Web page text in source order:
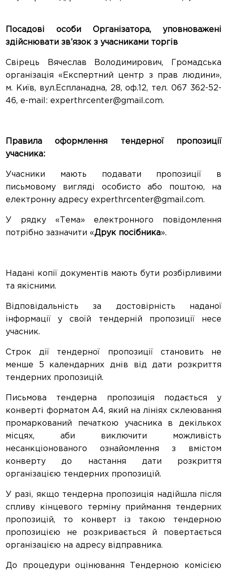
Посадові особи Організатора, уповноважені
здійснювати зв’язок з учасниками торгів
Свірець Вячеслав Володимирович, Громадська
організація «Експертний центр з прав людини»,
м. Київ, вул.Еспланадна, 28, оф.12, тел. 067 362-52-
46, е-mail: experthrcenter@gmail.com.
Правила оформлення тендерної пропозиції
учасника:
Учасники мають подавати пропозиції в
письмовому вигляді особисто або поштою, на
електронну адресу experthrcenter@gmail.com.
У рядку «Тема» електронного повідомлення
потрібно зазначити «Друк посібника».
Надані копії документів мають бути розбірливими
та якісними.
Відповідальність за достовірність наданої
інформації у своїй тендерній пропозиції несе
учасник.
Строк дії тендерної пропозиції становить не
менше 5 календарних днів від дати розкриття
тендерних пропозицій.
Письмова тендерна пропозиція подається у
конверті форматом А4, який на лініях склеювання
промаркований печаткою учасника в декількох
місцях, аби виключити можливість
несанкціонованого ознайомлення з вмістом
конверту до настання дати розкриття
організацією тендерних пропозицій.
У разі, якщо тендерна пропозиція надійшла після
спливу кінцевого терміну приймання тендерних
пропозицій, то конверт із такою тендерною
пропозицією не розкривається й повертається
організацією на адресу відправника.
До процедури оцінювання Тендерною комісією